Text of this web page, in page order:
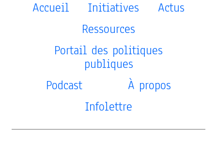
Accueil Initiatives
Actus
Ressources
Portail des politiques
publiques
Podcast
À propos
Infolettre